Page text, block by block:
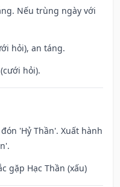
Nếu trùng ngày với
hỏi), an táng.
hỏi).
'Hỷ Thần'. Xuất hành
gặp Hạc Thần (xấu)